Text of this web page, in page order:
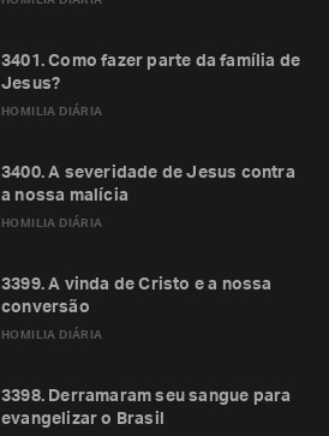
HOMILIA DIÁRIA
3401. Como fazer parte da família de
Jesus?
HOMILIA DIÁRIA
3400. A severidade de Jesus contra
a nossa malícia
HOMILIA DIÁRIA
3399. A vinda de Cristo e a nossa
conversão
3398. Derramaram seu sangue para
evangelizar o Brasil